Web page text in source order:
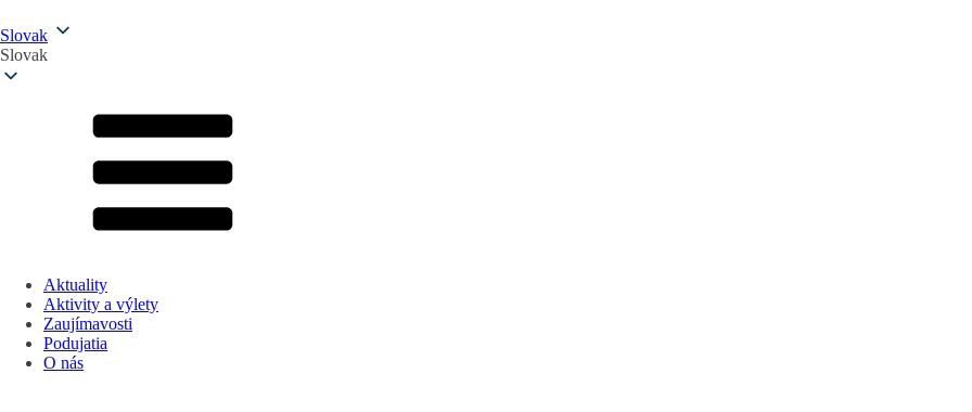
Slovak
Slovak
Aktuality
Aktivity a výlety
Zaujímavosti
Podujatia
O nás